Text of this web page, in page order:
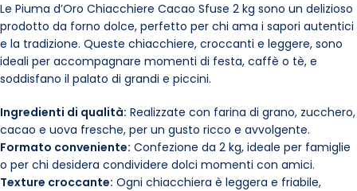
Le Piuma d’Oro Chiacchiere Cacao Sfuse 2 kg sono un delizioso
prodotto da forno dolce, perfetto per chi ama i sapori autentici
e la tradizione. Queste chiacchiere, croccanti e leggere, sono
ideali per accompagnare momenti di festa, caffè o tè, e
soddisfano il palato di grandi e piccini.
Ingredienti di qualità: Realizzate con farina di grano, zucchero,
cacao e uova fresche, per un gusto ricco e avvolgente.
Formato conveniente: Confezione da 2 kg, ideale per famiglie
o per chi desidera condividere dolci momenti con amici.
Texture croccante: Ogni chiacchiera è leggera e friabile,